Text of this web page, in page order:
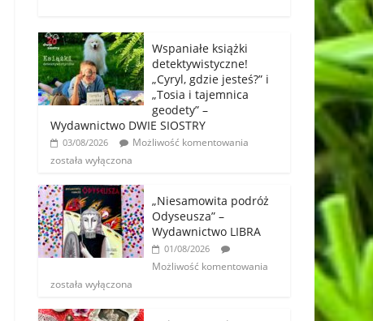
Wspaniałe książki
detektywistyczne!
„Cyryl, gdzie jesteś?” i
„Tosia i tajemnica
geodety” –
Wydawnictwo DWIE SIOSTRY
03/08/2026
Możliwość komentowania
została wyłączona
„Niesamowita podróż
Odyseusza” –
Wydawnictwo LIBRA
01/08/2026
Możliwość komentowania
została wyłączona